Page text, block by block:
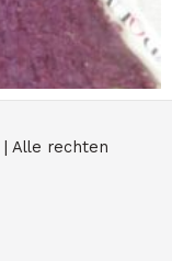
| Alle rechten